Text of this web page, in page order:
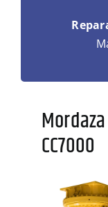
CC7000